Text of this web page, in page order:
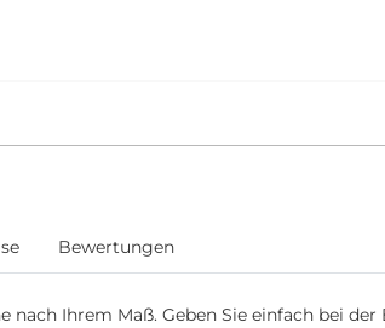
Bewertungen
Ihrem Maß. Geben Sie einfach bei